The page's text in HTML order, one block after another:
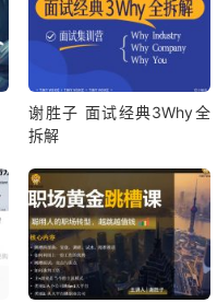
谢胜子 面试经典3Why全
拆解